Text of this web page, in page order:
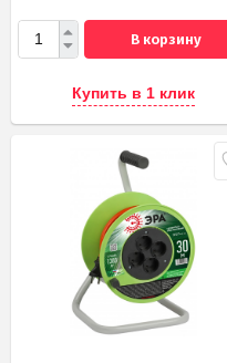
В корзину
Купить в 1 клик